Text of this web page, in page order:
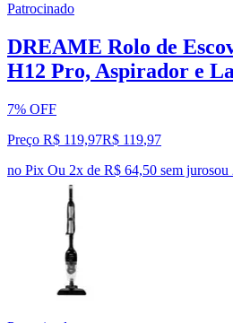
Patrocinado
DREAME Rolo de
H12 Pro, Aspirador e
7% OFF
Preço R$ 119,97R$ 119,97
no Pix Ou 2x de R$ 64,50 sem jurosou